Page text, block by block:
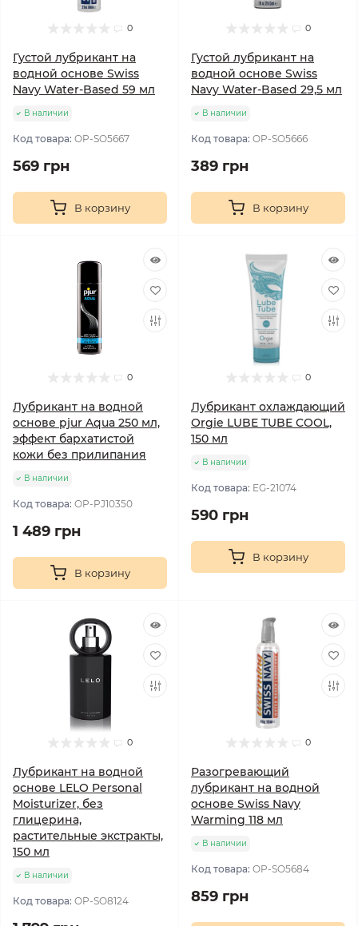
0
Густой лубрикант на
водной основе Swiss
Navy Water-Based 59 мл
В наличии
Код товара: OP-SO5667
569 грн
В корзину
0
Густой лубрикант на
водной основе Swiss
Navy Water-Based 29,5 мл
В наличии
Код товара: OP-SO5666
389 грн
В корзину
0
Лубрикант на водной
основе pjur Aqua 250 мл,
эффект бархатистой
кожи без прилипания
В наличии
Код товара: OP-PJ10350
1 489 грн
В корзину
0
Лубрикант охлаждающий
Orgie LUBE TUBE COOL,
150 мл
В наличии
Код товара: EG-21074
590 грн
В корзину
0
Лубрикант на водной
основе LELO Personal
Moisturizer, без
глицерина,
растительные экстракты,
150 мл
В наличии
Код товара: OP-SO8124
0
Разогревающий
лубрикант на водной
основе Swiss Navy
Warming 118 мл
В наличии
Код товара: OP-SO5684
859 грн